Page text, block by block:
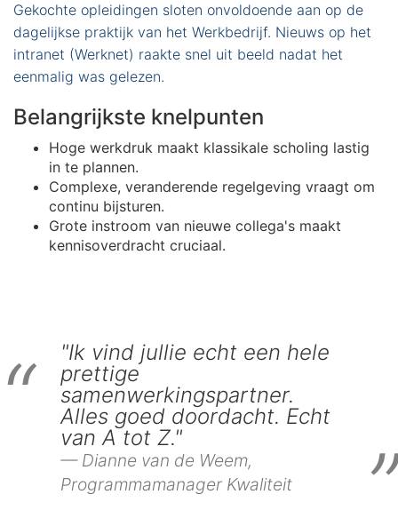
Gekochte opleidingen sloten onvoldoende aan op de
dagelijkse praktijk van het Werkbedrijf. Nieuws op het
intranet (Werknet) raakte snel uit beeld nadat het
eenmalig was gelezen.
Belangrijkste knelpunten
Hoge werkdruk maakt klassikale scholing lastig
in te plannen.
Complexe, veranderende regelgeving vraagt om
continu bijsturen.
Grote instroom van nieuwe collega's maakt
kennisoverdracht cruciaal.
"Ik vind jullie echt een hele
prettige
samenwerkingspartner.
Alles goed doordacht. Echt
van A tot Z."
Dianne van de Weem,
Programmamanager Kwaliteit